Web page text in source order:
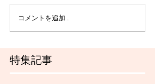
特集記事
コメントを追加…